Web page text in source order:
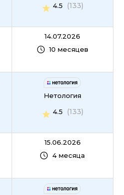
4.5
(133)
14.07.2026
10 месяцев
Нетология
4.5
(133)
15.06.2026
4 месяца